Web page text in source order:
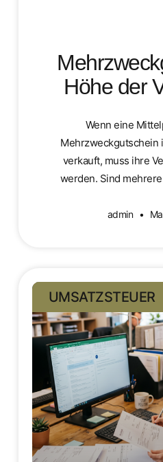
Höhe der
Wenn eine
Mehrzweckgutschein
verkauft, muss ihre
werden. Sind
admin
UMSATZSTEUER